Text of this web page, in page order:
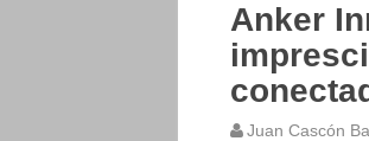
Anker
Juan Cascón